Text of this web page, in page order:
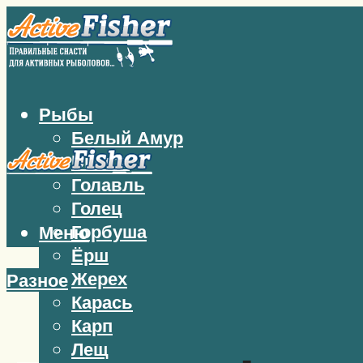
Рыбы
Белый Амур
Бычок
Голавль
Голец
Горбуша
Ёрш
Жерех
Карась
Карп
Лещ
Меню
Разное